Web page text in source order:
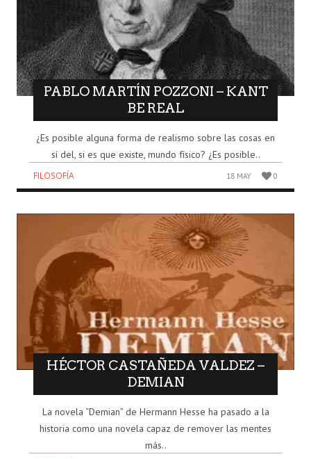
PABLO MARTÍN POZZONI – KANT
BE REAL
¿Es posible alguna forma de realismo sobre las cosas en
sí del, si es que existe, mundo físico? ¿Es posible..
FILOSOFÍA 18 MAY 0
HÉCTOR CASTAÑEDA VALDEZ –
DEMIAN
La novela “Demian” de Hermann Hesse ha pasado a la
historia como una novela capaz de remover las mentes
más..